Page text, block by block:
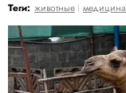
Теги: животные медицина